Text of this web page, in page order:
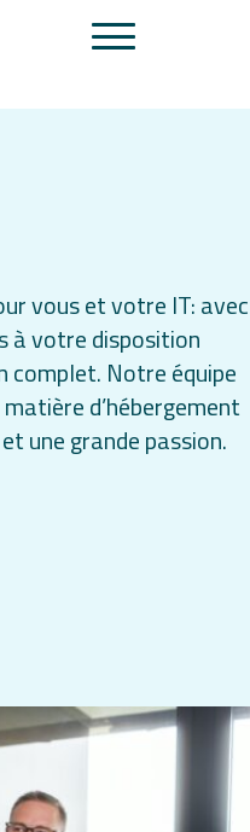
vous et votre IT: avec
à votre disposition
complet. Notre équipe
d’hébergement
une grande passion.